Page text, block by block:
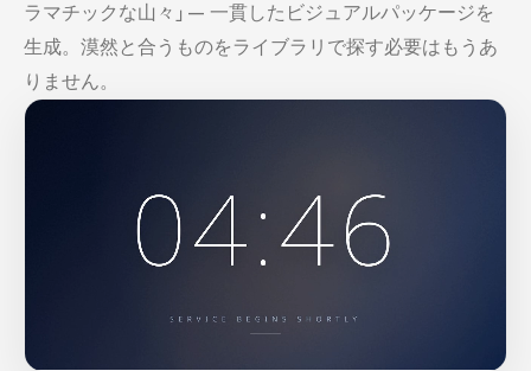
ラマチックな山々」 — 一貫したビジュアルパッケージを
生成。漠然と合うものをライブラリで探す必要はもうあ
りません。